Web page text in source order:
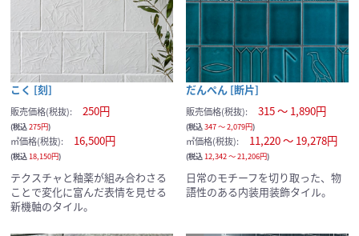
こく [刻]
販売価格(税抜): 250円
(税込275円)
㎡価格(税抜): 16,500円
(税込18,150円)
テクスチャと釉薬が組み合わさる
ことで変化に富んだ表情を見せる
新機軸のタイル。
だんぺん [断片]
販売価格(税抜): 315 ～ 1,890円
(税込347 ～ 2,079円)
㎡価格(税抜): 11,220 ～ 19,278円
(税込12,342 ～ 21,206円)
日常のモチーフを切り取った、物
語性のある内装用装飾タイル。